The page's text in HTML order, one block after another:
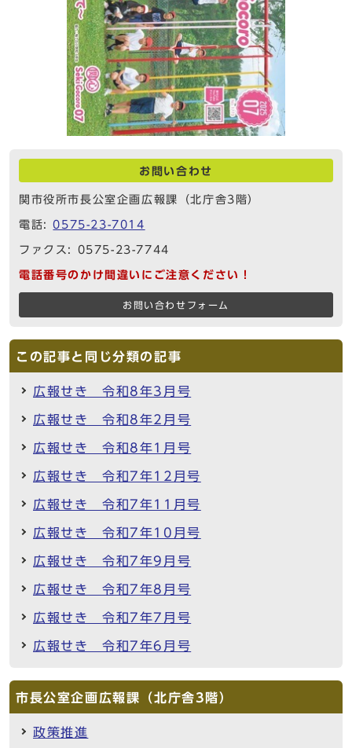
お問い合わせ
関市役所市長公室企画広報課（北庁舎3階）
電話:0575-23-7014
ファクス: 0575-23-7744
電話番号のかけ間違いにご注意ください！
お問い合わせフォーム
この記事と同じ分類の記事
広報せき 令和8年3月号
広報せき 令和8年2月号
広報せき 令和8年1月号
広報せき 令和7年12月号
広報せき 令和7年11月号
広報せき 令和7年10月号
広報せき 令和7年9月号
広報せき 令和7年8月号
広報せき 令和7年7月号
広報せき 令和7年6月号
市長公室企画広報課（北庁舎3階）
政策推進